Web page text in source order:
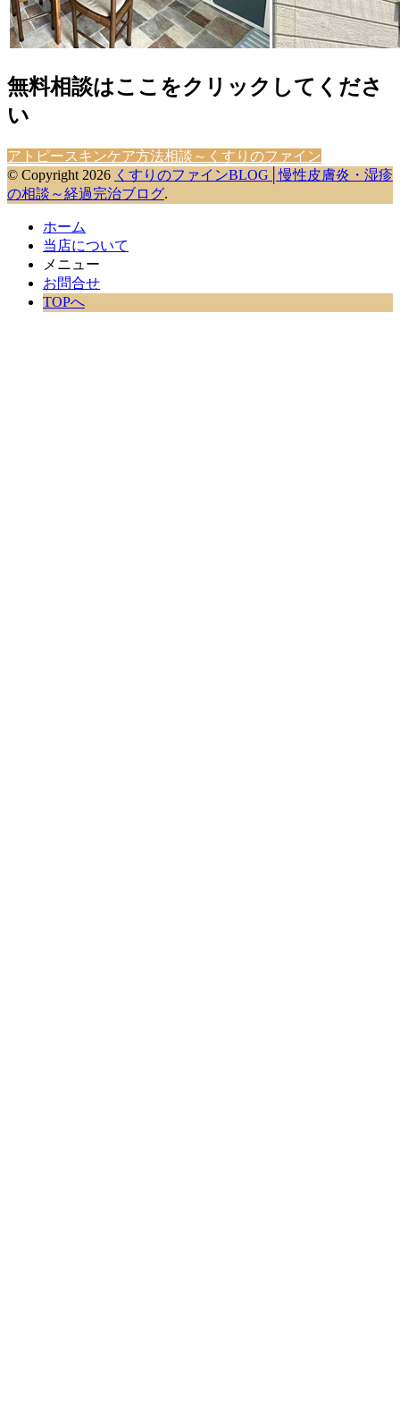
無料相談はここをクリックしてくださ
い
アトピースキンケア方法相談～くすりのファイン
© Copyright 2026 くすりのファインBLOG│慢性皮膚炎・湿疹
の相談～経過完治ブログ.
ホーム
当店について
メニュー
お問合せ
TOPへ